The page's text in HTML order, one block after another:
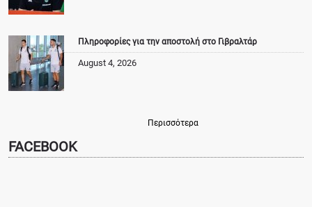
Πληροφορίες για την αποστολή στο Γιβραλτάρ
August 4, 2026
Περισσότερα
FACEBOOK